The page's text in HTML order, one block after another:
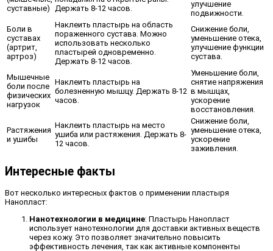
суставные)
Держать 8-12 часов.
улучшение
подвижности.
Боли в
суставах
(артрит,
артроз)
Наклеить пластырь на область
пораженного сустава. Можно
использовать несколько
пластырей одновременно.
Держать 8-12 часов.
Снижение боли,
уменьшение отека,
улучшение функции
сустава.
Мышечные
боли после
физических
нагрузок
Наклеить пластырь на
болезненную мышцу. Держать 8-12
часов.
Уменьшение боли,
снятие напряжения
в мышцах,
ускорение
восстановления.
Растяжения
и ушибы
Наклеить пластырь на место
ушиба или растяжения. Держать 8-
12 часов.
Снижение боли,
уменьшение отека,
ускорение
заживления.
Интересные факты
Вот несколько интересных фактов о применении пластыря
Нанопласт:
Нанотехнологии в медицине: Пластырь Нанопласт
использует нанотехнологии для доставки активных веществ
через кожу. Это позволяет значительно повысить
эффективность лечения, так как активные компоненты